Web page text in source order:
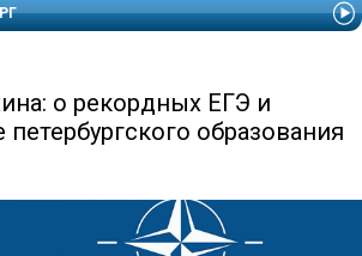
о рекордных ЕГЭ и
петербургского образования